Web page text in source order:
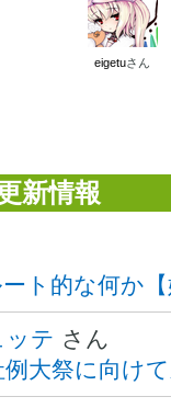
eigetuさん
新情報
ト的な何か
ッテ さん
大祭に向け